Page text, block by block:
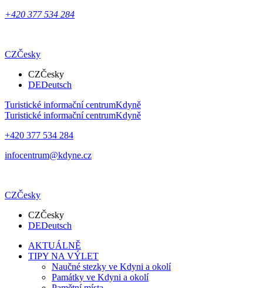
+420 377 534 284
CZČesky
CZČesky
DEDeutsch
Turistické informační centrumKdyně
Turistické informační centrumKdyně
+420 377 534 284
infocentrum@kdyne.cz
CZČesky
CZČesky
DEDeutsch
AKTUÁLNĚ
TIPY NA VÝLET
Naučné stezky ve Kdyni a okolí
Památky ve Kdyni a okolí